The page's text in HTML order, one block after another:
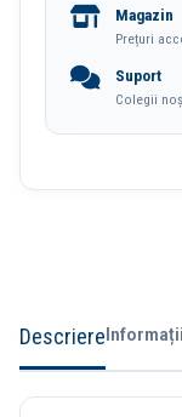
Magazin
Prețuri
Suport
Colegii
Descriere